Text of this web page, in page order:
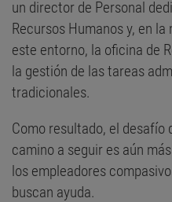
un director de Personal
Recursos Humanos y, en
este entorno, la oficina de
la gestión de las tareas
tradicionales.
Como resultado, el desafío
camino a seguir es aún
los empleadores
buscan ayuda.